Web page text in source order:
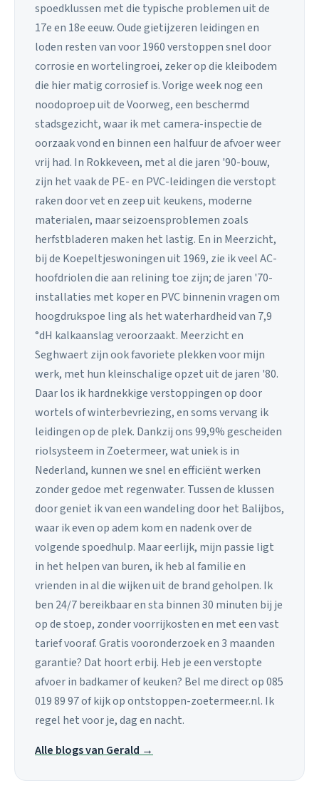
spoedklussen met die typische problemen uit de
17e en 18e eeuw. Oude gietijzeren leidingen en
loden resten van voor 1960 verstoppen snel door
corrosie en wortelingroei, zeker op die kleibodem
die hier matig corrosief is. Vorige week nog een
noodoproep uit de Voorweg, een beschermd
stadsgezicht, waar ik met camera-inspectie de
oorzaak vond en binnen een halfuur de afvoer weer
vrij had. In Rokkeveen, met al die jaren '90-bouw,
zijn het vaak de PE- en PVC-leidingen die verstopt
raken door vet en zeep uit keukens, moderne
materialen, maar seizoensproblemen zoals
herfstbladeren maken het lastig. En in Meerzicht,
bij de Koepeltjeswoningen uit 1969, zie ik veel AC-
hoofdriolen die aan relining toe zijn; de jaren '70-
installaties met koper en PVC binnenin vragen om
hoogdrukspoe ling als het waterhardheid van 7,9
°dH kalkaanslag veroorzaakt. Meerzicht en
Seghwaert zijn ook favoriete plekken voor mijn
werk, met hun kleinschalige opzet uit de jaren '80.
Daar los ik hardnekkige verstoppingen op door
wortels of winterbevriezing, en soms vervang ik
leidingen op de plek. Dankzij ons 99,9% gescheiden
riolsysteem in Zoetermeer, wat uniek is in
Nederland, kunnen we snel en efficiënt werken
zonder gedoe met regenwater. Tussen de klussen
door geniet ik van een wandeling door het Balijbos,
waar ik even op adem kom en nadenk over de
volgende spoedhulp. Maar eerlijk, mijn passie ligt
in het helpen van buren, ik heb al familie en
vrienden in al die wijken uit de brand geholpen. Ik
ben 24/7 bereikbaar en sta binnen 30 minuten bij je
op de stoep, zonder voorrijkosten en met een vast
tarief vooraf. Gratis vooronderzoek en 3 maanden
garantie? Dat hoort erbij. Heb je een verstopte
afvoer in badkamer of keuken? Bel me direct op 085
019 89 97 of kijk op ontstoppen-zoetermeer.nl. Ik
regel het voor je, dag en nacht.
Alle blogs van Gerald →